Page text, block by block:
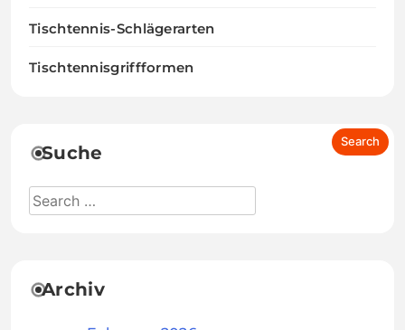
Tischtennis-Schlägerarten
Tischtennisgriffformen
Suche
Archiv